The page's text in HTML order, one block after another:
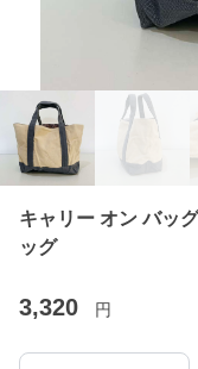
キャリー オン バッ
ッグ
3,320 円